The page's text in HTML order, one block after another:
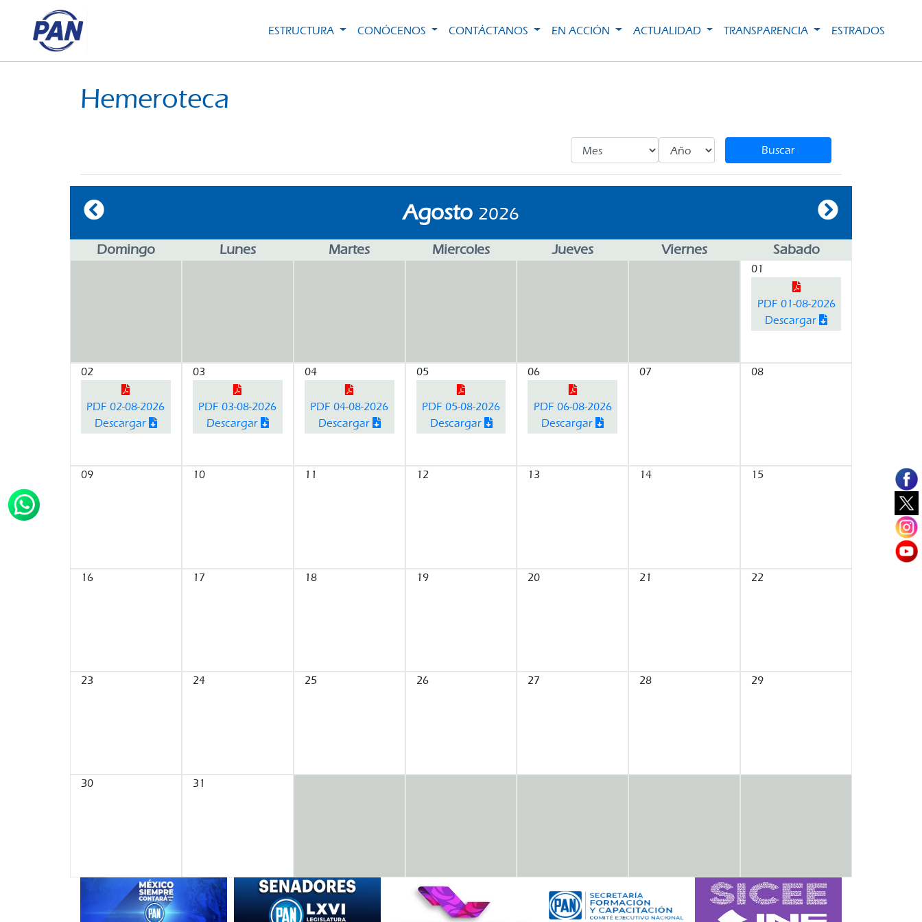
ESTRUCTURA CONÓCENOS CONTÁCTANOS EN ACCIÓN ACTUALIDAD TRANSPARENCIA ESTRADOS
Hemeroteca
Buscar
Agosto 2026
Domingo Lunes Martes Miercoles Jueves Viernes Sabado
01
PDF 01-08-2026
Descargar
02
PDF 02-08-2026
Descargar
03
PDF 03-08-2026
Descargar
04
PDF 04-08-2026
Descargar
05
PDF 05-08-2026
Descargar
06
PDF 06-08-2026
Descargar
07 08
09 10 11 12 13 14 15
16 17 18 19 20 21 22
23 24 25 26 27 28 29
30 31